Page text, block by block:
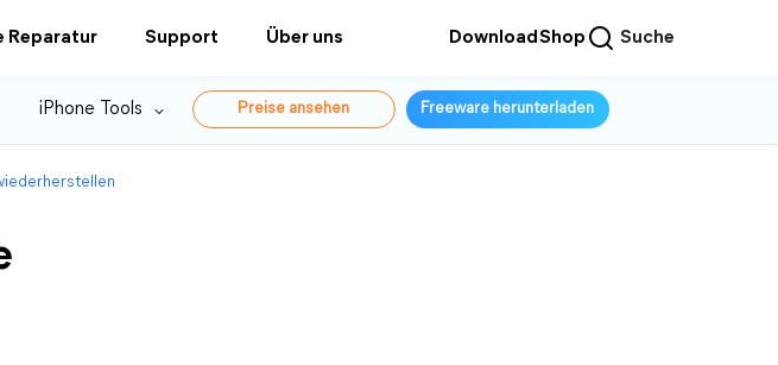
Reparatur Support Über uns DownloadShop Suche
iPhone Tools Preise ansehen Freeware herunterladen